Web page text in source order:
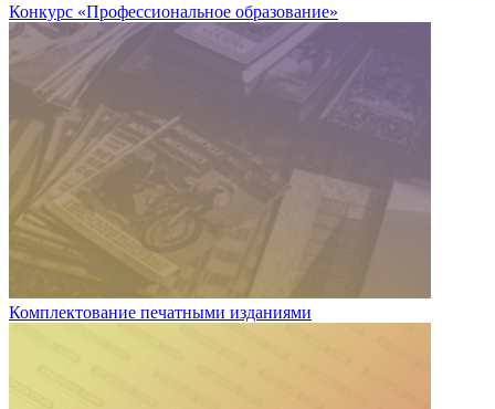
Конкурс «Профессиональное образование»
Комплектование печатными изданиями